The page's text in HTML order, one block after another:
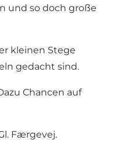
und so doch große
kleinen Stege
gedacht sind.
Chancen auf
Færgevej.